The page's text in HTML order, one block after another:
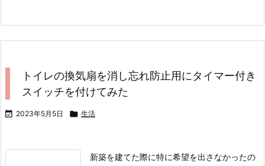
トイレの換気扇を消し忘れ防止用にタイマー付き
スイッチを付けてみた
 2023年5月5日  生活
新築を建てた際に特に希望を出さなかったの